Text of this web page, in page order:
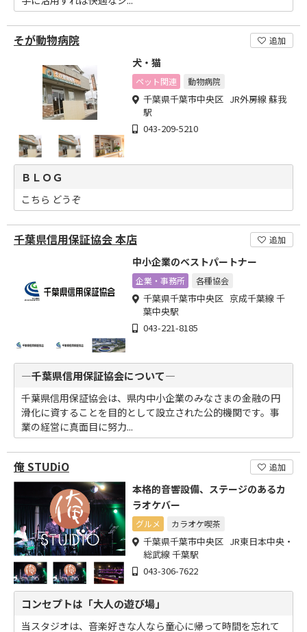
そが動物病院 追加
犬・猫
ペット関連 動物病院
千葉県千葉市中央区 JR外房線 蘇我
駅
043-209-5210
ＢＬＯＧ
こちら どうぞ
千葉県信用保証協会 本店 追加
中小企業のベストパートナー
企業・事務所 各種協会
千葉県千葉市中央区 京成千葉線 千
葉中央駅
043-221-8185
―千葉県信用保証協会について―
千葉県信用保証協会は、県内中小企業のみなさまの金融の円
滑化に資することを目的として設立された公的機関です。事
業の経営に真面目に努力...
俺 STUDiO 追加
本格的音響設備、ステージのあるカ
ラオケバー
グルメ カラオケ喫茶
千葉県千葉市中央区 JR東日本中央・
総武線 千葉駅
043-306-7622
コンセプトは「大人の遊び場」
当スタジオは、音楽好きな人なら童心に帰って時間を忘れて